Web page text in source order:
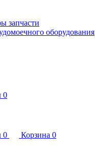
запчасти
оборудования
0
0 Корзина 0